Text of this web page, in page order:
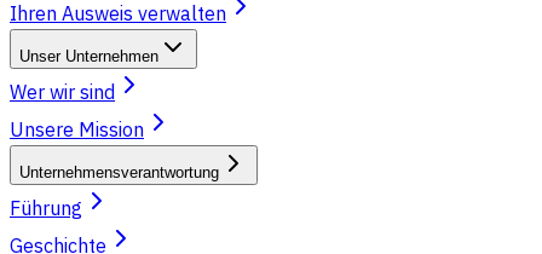
Ihren Ausweis verwalten
Unser Unternehmen
Wer wir sind
Unsere Mission
Unternehmensverantwortung
Führung
Geschichte